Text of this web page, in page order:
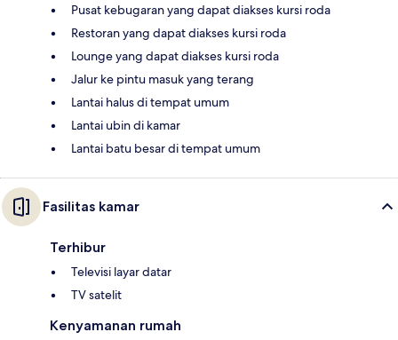
Pusat kebugaran yang dapat diakses kursi roda
Restoran yang dapat diakses kursi roda
Lounge yang dapat diakses kursi roda
Jalur ke pintu masuk yang terang
Lantai halus di tempat umum
Lantai ubin di kamar
Lantai batu besar di tempat umum
Fasilitas kamar
Terhibur
Televisi layar datar
TV satelit
Kenyamanan rumah